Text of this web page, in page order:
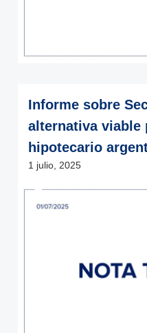
Informe sobre
alternativa viable
hipotecario
1 julio, 2025